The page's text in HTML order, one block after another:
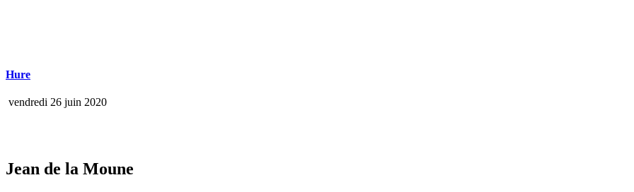
Hure
vendredi 26 juin 2020
Jean de la Moune